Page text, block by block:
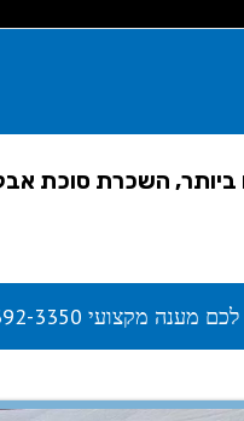
השכרת סוכת
072-392-3350